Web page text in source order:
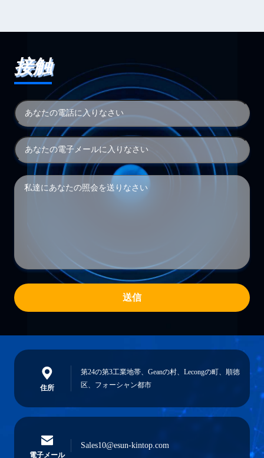
接触
送信
住所
第24の第3工業地帯、Geanの村、Lecongの町、順徳
区、フォーシャン都市
電子メール
Sales10@esun-kintop.com